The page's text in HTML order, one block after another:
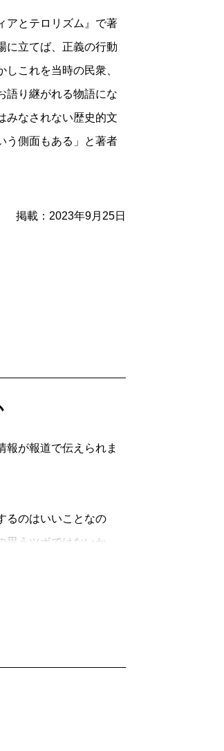
とテロリズム』で著
に立てば、正義の行動
これを当時の民衆、
語り継がれる物語にな
みなされない歴史的文
う側面もある」と著者
掲載：2023年9月25日
が報道で伝えられま
るのはいいことなの
うツボではないか。
殺そうと考えるので
。テロリストもそん